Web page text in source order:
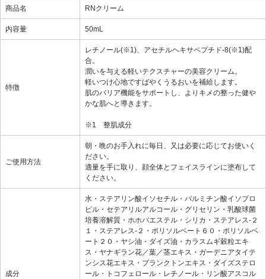
商品名 RNクリーム
内容量 50mL
特徴
レチノール(※1)、アセチルヘキサペプチド-8(※1)配
合。
潤いを与える軽いテクスチャーの美容クリーム。
軽いつけ心地ですばやくうるおいを補給します。
肌のバリア機能をサポートし、よりキメの整った健や
かな肌へと導きます。
※1 整肌成分
ご使用方法
朝・晩のお手入れに毎日、又は必要に応じてお使いく
ださい。
適量を手に取り、顔全体とフェイスラインに塗布して
ください。
成分
水・ステアリン酸イソセチル・パルミチン酸イソプロ
ピル・セテアリルアルコール・グリセリン・乳酸球菌
培養溶解質・ホホバエステル・シリカ・ステアレス-２
１・ステアレス-２・ポリソルベート６０・ポリソルベ
ート２０・ヤシ油・ダイズ油・カラスムギ穀粒エキ
ス・ヤナギラン花／葉／茎エキス・ガーデニアタイテ
ンシス花エキス・プランクトンエキス・ダイズステロ
ール・トコフェロール・レチノール・リン酸アスコル